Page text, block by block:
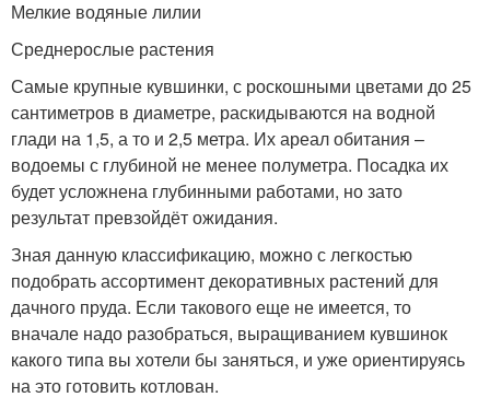
Мелкие водяные лилии
Среднерослые растения
Самые крупные кувшинки, с роскошными цветами до 25
сантиметров в диаметре, раскидываются на водной
глади на 1,5, а то и 2,5 метра. Их ареал обитания –
водоемы с глубиной не менее полуметра. Посадка их
будет усложнена глубинными работами, но зато
результат превзойдёт ожидания.
Зная данную классификацию, можно с легкостью
подобрать ассортимент декоративных растений для
дачного пруда. Если такового еще не имеется, то
вначале надо разобраться, выращиванием кувшинок
какого типа вы хотели бы заняться, и уже ориентируясь
на это готовить котлован.